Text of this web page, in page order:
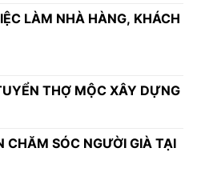
LÀM NHÀ HÀNG, KHÁCH
THỢ MỘC XÂY DỰNG
CHĂM SÓC NGƯỜI GIÀ TẠI